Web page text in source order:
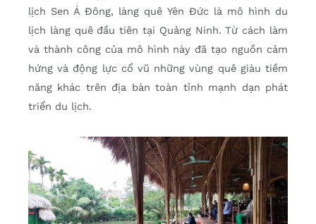
lịch Sen Á Đông, làng quê Yên Đức là mô hình du
lịch làng quê đầu tiên tại Quảng Ninh. Từ cách làm
và thành công của mô hình này đã tạo nguồn cảm
hứng và động lực cổ vũ những vùng quê giàu tiềm
năng khác trên địa bàn toàn tỉnh mạnh dạn phát
triển du lịch.